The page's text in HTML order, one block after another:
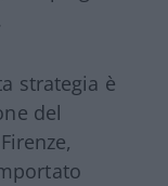
strategia è
del